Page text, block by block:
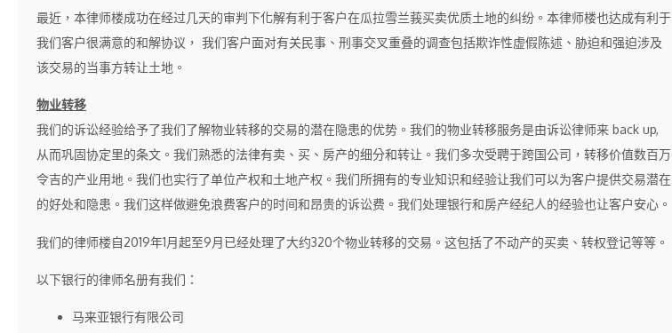
最近，本律师楼成功在经过几天的审判下化解有利于客户在瓜拉雪兰莪买卖优质土地的纠纷。本律师楼也达成有利于
我们客户很满意的和解协议， 我们客户面对有关民事、刑事交叉重叠的调查包括欺诈性虚假陈述、胁迫和强迫涉及
该交易的当事方转让土地。
物业转移
我们的诉讼经验给予了我们了解物业转移的交易的潜在隐患的优势。我们的物业转移服务是由诉讼律师来 back up,
从而巩固协定里的条文。我们熟悉的法律有卖、买、房产的细分和转让。我们多次受聘于跨国公司，转移价值数百万
令吉的产业用地。我们也实行了单位产权和土地产权。我们所拥有的专业知识和经验让我们可以为客户提供交易潜在
的好处和隐患。我们这样做避免浪费客户的时间和昂贵的诉讼费。我们处理银行和房产经纪人的经验也让客户安心。
我们的律师楼自2019年1月起至9月已经处理了大约320个物业转移的交易。这包括了不动产的买卖、转权登记等等。
以下银行的律师名册有我们：
马来亚银行有限公司